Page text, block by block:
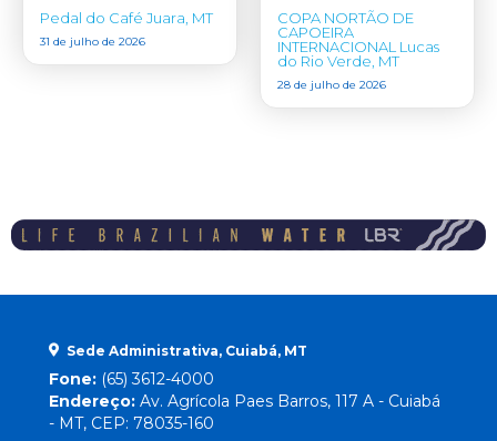
Pedal do Café Juara, MT
31 de julho de 2026
COPA NORTÃO DE
CAPOEIRA
INTERNACIONAL Lucas
do Rio Verde, MT
28 de julho de 2026
Sede Administrativa, Cuiabá, MT
Fone: (65) 3612-4000
Endereço: Av. Agrícola Paes Barros, 117 A - Cuiabá
- MT, CEP: 78035-160